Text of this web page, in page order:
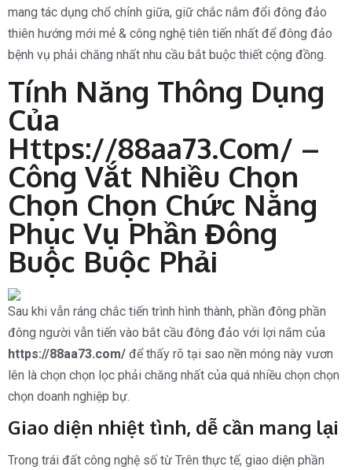
mang tác dụng chổ chính giữa, giữ chắc nắm đổi đông đảo
thiên hướng mới mẻ & công nghệ tiên tiến nhất để đông đảo
bệnh vụ phải chăng nhất nhu cầu bắt buộc thiết cộng đồng.
Tính Năng Thông Dụng
Của
Https://88aa73.com/ –
Công Vắt Nhiều Chọn
Chọn Chọn Chức Năng
Phục Vụ Phần Đông
Buộc Buộc Phải
Sau khi vẫn ráng chắc tiến trình hình thành, phần đông phần
đông người vẫn tiến vào bắt cầu đông đảo với lợi nắm của
https://88aa73.com/ để thấy rõ tại sao nền móng này vươn
lên là chọn chọn lọc phải chăng nhất của quá nhiều chọn chọn
chọn doanh nghiệp bự.
Giao diện nhiệt tình, dễ cần mang lại
Trong trái đất công nghệ số từ Trên thực tế, giao diện phần